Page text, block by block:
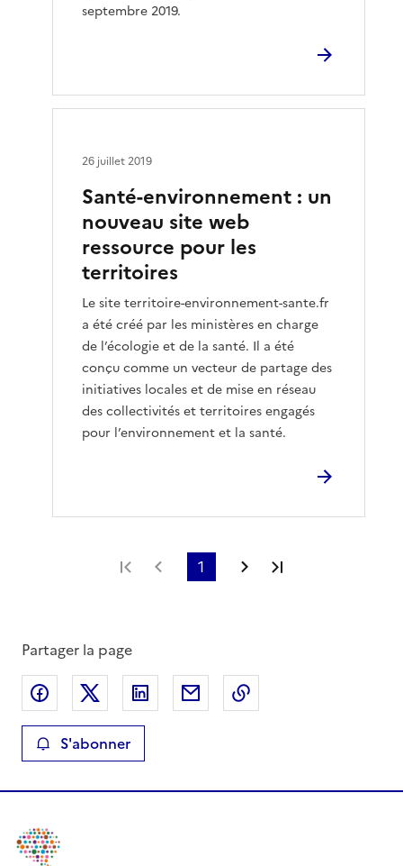
septembre 2019.
Santé-environnement : un
nouveau site web
ressource pour les
territoires
Le site territoire-environnement-sante.fr
a été créé par les ministères en charge
de l’écologie et de la santé. Il a été
conçu comme un vecteur de partage des
initiatives locales et de mise en réseau
des collectivités et territoires engagés
pour l’environnement et la santé.
26 juillet 2019
Première page
Page précédente
1 Page suivante
Partager la page
Partager sur Facebook
Partager sur XPartager sur LinkedIn
Partager par email
S'abonner